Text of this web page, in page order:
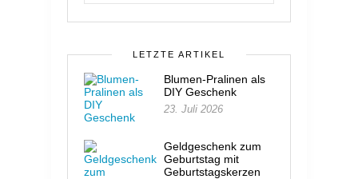
LETZTE ARTIKEL
Blumen-Pralinen als
DIY Geschenk
23. Juli 2026
Geldgeschenk zum
Geburtstag mit
Geburtstagskerzen